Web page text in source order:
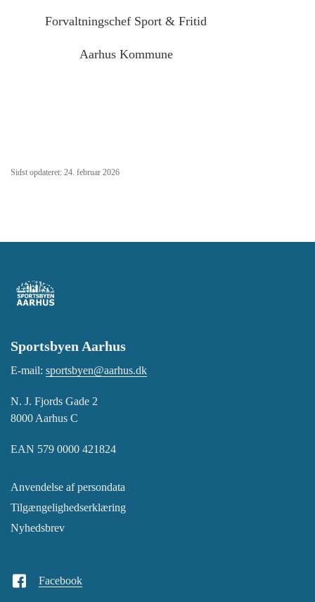
Forvaltningschef Sport & Fritid
Aarhus Kommune
Sidst opdateret: 24. februar 2026
Sportsbyen Aarhus
E-mail: sportsbyen@aarhus.dk
N. J. Fjords Gade 2
8000 Aarhus C
EAN 579 0000 421824
Anvendelse af persondata
Tilgængelighedserklæring
Nyhedsbrev
Facebook